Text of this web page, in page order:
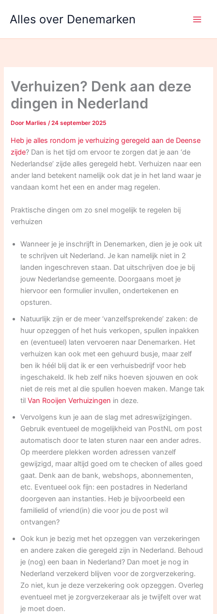
naar
inhoud
Alles over Denemarken
Verhuizen? Denk aan deze
dingen in Nederland
Door Marlies/24 september 2025
Heb je alles rondom je verhuizing geregeld aan de Deense
zijde? Dan is het tijd om ervoor te zorgen dat je aan ‘de
Nederlandse’ zijde alles geregeld hebt. Verhuizen naar een
ander land betekent namelijk ook dat je in het land waar je
vandaan komt het een en ander mag regelen.
Praktische dingen om zo snel mogelijk te regelen bij
verhuizen
Wanneer je je inschrijft in Denemarken, dien je je ook uit
te schrijven uit Nederland. Je kan namelijk niet in 2
landen ingeschreven staan. Dat uitschrijven doe je bij
jouw Nederlandse gemeente. Doorgaans moet je
hiervoor een formulier invullen, ondertekenen en
opsturen.
Natuurlijk zijn er de meer ‘vanzelfsprekende’ zaken: de
huur opzeggen of het huis verkopen, spullen inpakken
en (eventueel) laten vervoeren naar Denemarken. Het
verhuizen kan ook met een gehuurd busje, maar zelf
ben ik héél blij dat ik er een verhuisbedrijf voor heb
ingeschakeld. Ik heb zelf niks hoeven sjouwen en ook
niet de reis met al die spullen hoeven maken. Mange tak
tilVan Rooijen Verhuizingen in deze.
Vervolgens kun je aan de slag met adreswijzigingen.
Gebruik eventueel de mogelijkheid van PostNL om post
automatisch door te laten sturen naar een ander adres.
Op meerdere plekken worden adressen vanzelf
gewijzigd, maar altijd goed om te checken of alles goed
gaat. Denk aan de bank, webshops, abonnementen,
etc. Eventueel ook fijn: een postadres in Nederland
doorgeven aan instanties. Heb je bijvoorbeeld een
familielid of vriend(in) die voor jou de post wil
ontvangen?
Ook kun je bezig met het opzeggen van verzekeringen
en andere zaken die geregeld zijn in Nederland. Behoud
je (nog) een baan in Nederland? Dan moet je nog in
Nederland verzekerd blijven voor de zorgverzekering.
Zo niet, kun je deze verzekering ook opzeggen. Overleg
eventueel met je zorgverzekeraar als je twijfelt over wat
je moet doen.